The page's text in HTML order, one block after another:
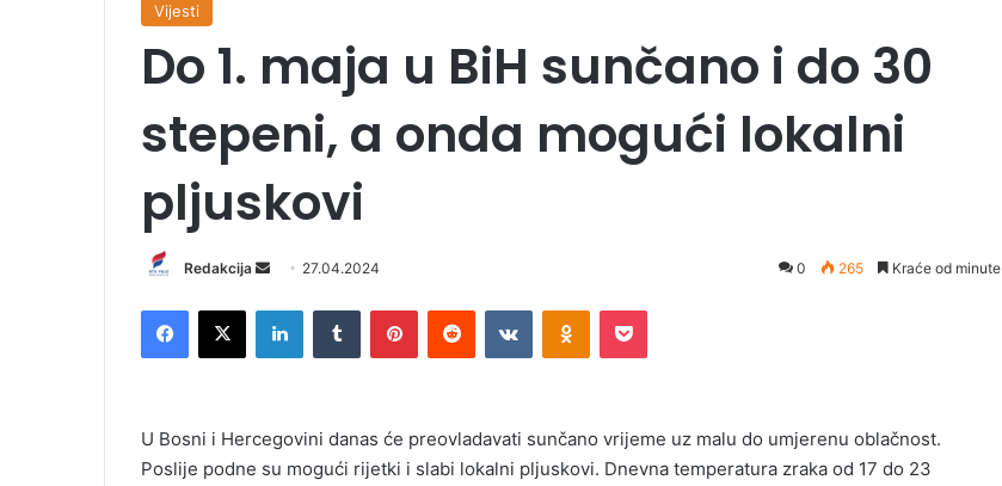
Vijesti
Do 1. maja u BiH sunčano i do 30
stepeni, a onda mogući lokalni
pljuskovi
Redakcija
n
d
e
m
27.04.2024 0 265 Kraće od minute
U Bosni i Hercegovini danas će preovladavati sunčano vrijeme uz malu do umjerenu oblačnost.
Poslije podne su mogući rijetki i slabi lokalni pljuskovi. Dnevna temperatura zraka od 17 do 23